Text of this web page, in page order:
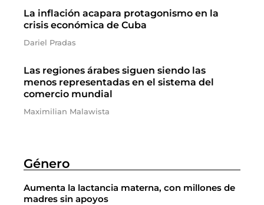
La inflación acapara protagonismo en la
crisis económica de Cuba
Dariel Pradas
Las regiones árabes siguen siendo las
menos representadas en el sistema del
comercio mundial
Maximilian Malawista
Género
Aumenta la lactancia materna, con millones de
madres sin apoyos